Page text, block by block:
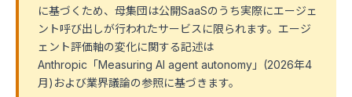
に基づくため、母集団は公開SaaSのうち実際にエージェ
ント呼び出しが行われたサービスに限られます。エージ
ェント評価軸の変化に関する記述は
Anthropic「Measuring AI agent autonomy」(2026年4
月)および業界議論の参照に基づきます。